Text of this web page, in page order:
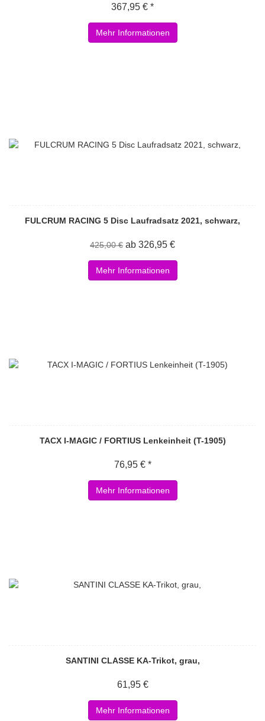
367,95 € *
Mehr Informationen
FULCRUM RACING 5 Disc Laufradsatz 2021, schwarz,
425,00 € ab 326,95 €
Mehr Informationen
TACX I-MAGIC / FORTIUS Lenkeinheit (T-1905)
76,95 € *
Mehr Informationen
SANTINI CLASSE KA-Trikot, grau,
61,95 €
Mehr Informationen